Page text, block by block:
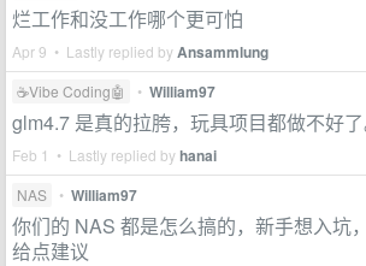
烂工作和没工作哪个更可怕
Apr 9 • Lastly replied byAnsammlung
☕Vibe Coding🤖 • William97
glm4.7 是真的拉胯，玩具项目都做不好了
Feb 1 • Lastly replied byhanai
NAS • William97
你们的 NAS 都是怎么搞的，新手想入坑
给点建议